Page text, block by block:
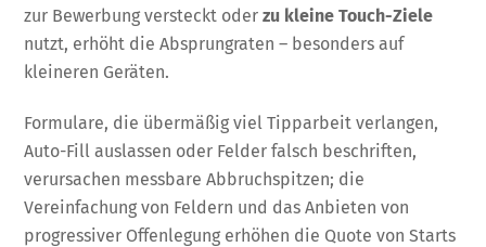
zur Bewerbung versteckt oderzu kleine Touch-Ziele
nutzt, erhöht die Absprungraten – besonders auf
kleineren Geräten.
Formulare, die übermäßig viel Tipparbeit verlangen,
Auto-Fill auslassen oder Felder falsch beschriften,
verursachen messbare Abbruchspitzen; die
Vereinfachung von Feldern und das Anbieten von
progressiver Offenlegung erhöhen die Quote von Starts